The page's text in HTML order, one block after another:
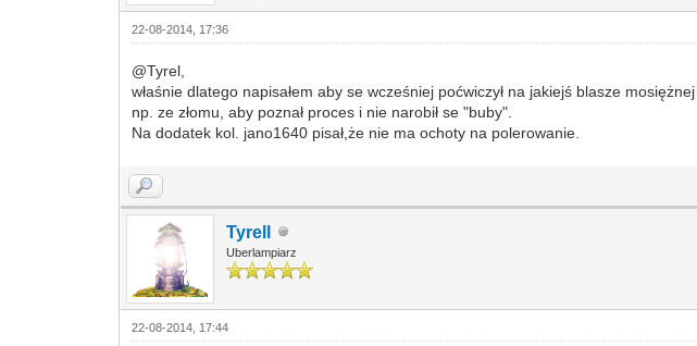
22-08-2014, 17:36
@Tyrel,
właśnie dlatego napisałem aby se wcześniej poćwiczył na jakiejś blasze
np. ze złomu, aby poznał proces i nie narobił se "buby".
Na dodatek kol. jano1640 pisał,że nie ma ochoty na polerowanie.
Tyrell
Uberlampiarz
22-08-2014, 17:44